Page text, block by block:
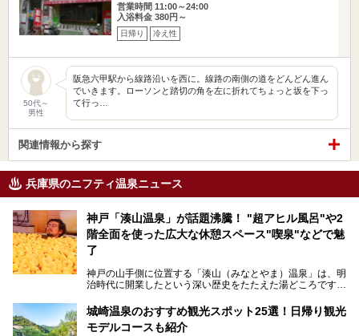
営業時間 11:00～24:00
入浴料金 380円～
日帰り 冷え性
50代～
男性
阪急六甲駅から線路沿いを西に。線路の南側の道をどんどん進ん
でいきます。ローソンと踏切の角を左に折れてちょっと坂を下っ
て行っ…
関連情報から探す
兵庫県のニフティ温泉ニュース
神戸「湊山温泉」が話題沸騰！ "超アヒル風呂"や2
階全面を使った広大な休憩スペース"喫泉"などで魅
了
神戸の山手側に位置する「湊山（みなとやま）温泉」は、明
治時代に開業したという深い歴史をたたえた湯どころです。
っぱいに浮かぶアヒルちゃん。さらに、ゆったりくつろげて
コワーキングも可能な休憩スペースも人気に。斬新な企画や
設備で人々をアッと驚かせる湊山温泉の魅力をリポートしま
城崎温泉のおすすめ観光スポット25選！日帰り観光
モデルコースも紹介